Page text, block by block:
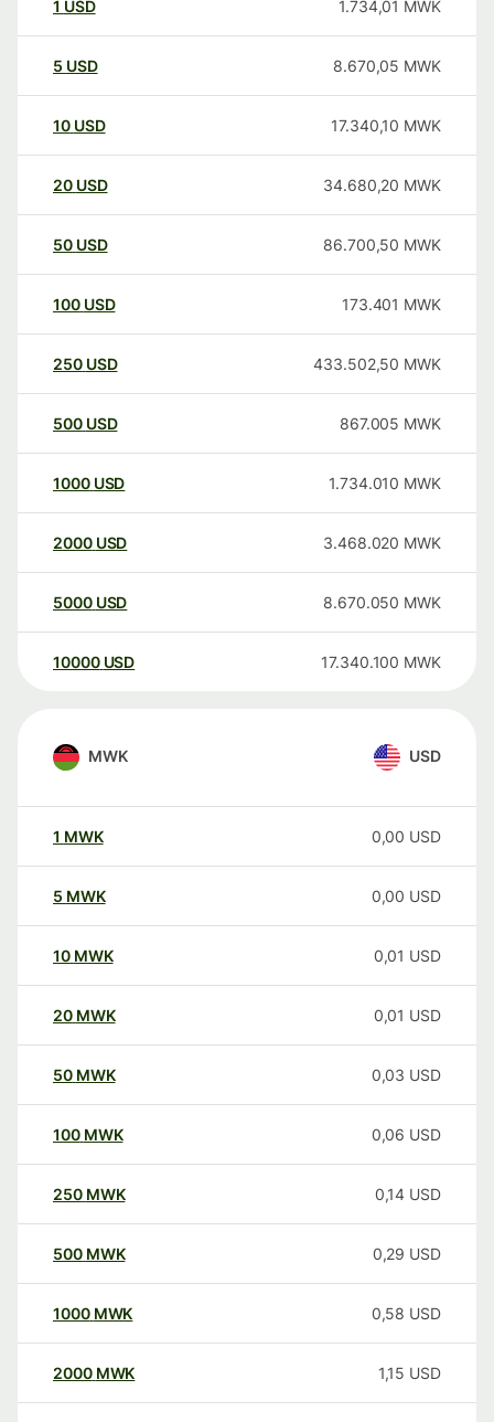
1 USD 1.734,01 MWK
5 USD 8.670,05 MWK
10 USD 17.340,10 MWK
20 USD 34.680,20 MWK
50 USD 86.700,50 MWK
100 USD 173.401 MWK
250 USD 433.502,50 MWK
500 USD 867.005 MWK
1000 USD 1.734.010 MWK
2000 USD 3.468.020 MWK
5000 USD 8.670.050 MWK
10000 USD 17.340.100 MWK
MWK USD
1 MWK 0,00 USD
5 MWK 0,00 USD
10 MWK 0,01 USD
20 MWK 0,01 USD
50 MWK 0,03 USD
100 MWK 0,06 USD
250 MWK 0,14 USD
500 MWK 0,29 USD
1000 MWK 0,58 USD
2000 MWK 1,15 USD